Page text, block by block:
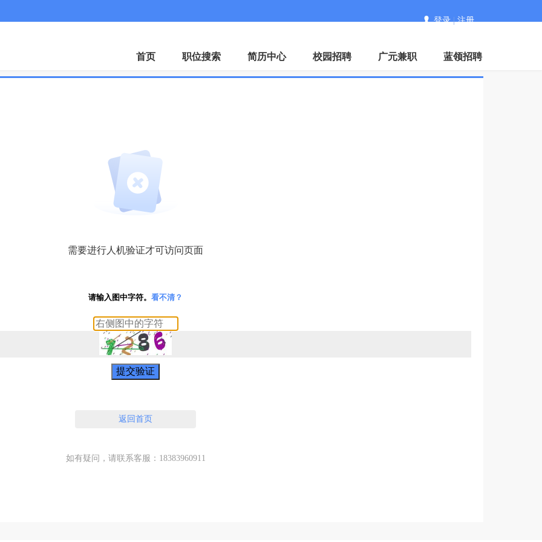
登录|注册
首页 职位搜索 简历中心 校园招聘 广元兼职 蓝领招聘
需要进行人机验证才可访问页面
请输入图中字符。 看不清？
提交验证
返回首页
如有疑问，请联系客服：18383960911